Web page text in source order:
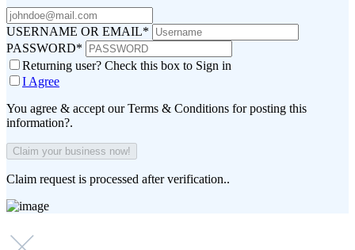
USERNAME OR EMAIL*
PASSWORD*
Returning user? Check this box to Sign in
I Agree
You agree & accept our Terms & Conditions for posting this
information?.
Claim request is processed after verification..